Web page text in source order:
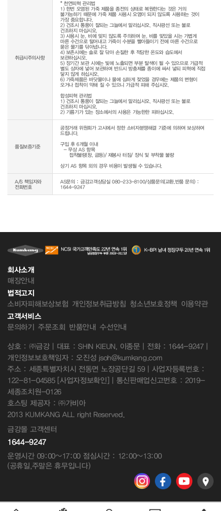
취급시주의사항
* 천연피혁 관리법
1) 한번 오염된 가죽 제품을 종전의 상태로 복원한다는 것은 거의
불가능하기 때문에 가죽 제품 사용시 오염이 되지 않도록 사용하는 것이
가장 중요합니다.
2) 건조시 통풍이 잘되는 그늘에서 말리십시오. 직사광선 또는 불로
건조하지 마십시오.
3) 사용시 눈, 비에 맞지 않도록 주의하며 눈, 비를 맞았을 시는 가볍게
마른 수건으로 털어내고 가죽이 수분을 빨아들이기 전에 마른 수건으로
묻은 물기를 닦아냅니다.
4) 보존시에는 솔로 잘 닦아 손질한 후 적당한 온도와 습도에서
보관하십시오.
5) 장기간 보관 시에는 빛에 노출되면 부분 탈색이 될 수 있으므로 가급적
별도 상자에 넣어 보관하며 반드시 방충제를 종이에 싸서 넣되 피혁에 직접
닿지 않게 하십시오.
6) 가죽제품은 바닷물이나 물에 심하게 젖었을 경우에는 제품의 변형이
오거나 접착이 약해 질 수 있으니 가급적 피해 주십시오.
합성피혁 관리법
1) 건조시 통풍이 잘되는 그늘에서 말리십시오. 직사광선 또는 불로
건조하지 마십시오.
품질보증기준
공정거래 위원회가 고시에서 정한 소비자분쟁해결 기준에 의하여 보상하여
드립니다.
구입 후 6개월 이내
  - 무상 AS 항목
상기 AS 항목 외의 경우 비용이 발생될 수 있습니다.
A/S 책임자와
전화번호
AS문의 : 금강고객상담실 080-233-8100/상품문의(교환,반품 문의) :
1644-9247
회사소개
매장안내
법적고지
소비자피해보상보험 개인정보취급방침 청소년보호정책 이용약관
고객서비스
문의하기 주문조회 반품안내 수선안내
상호 : ㈜금강 | 대표 : SHIN KIEUN, 이종문 | 전화 : 1644-9247 |
개인정보보호책임자 : 오진성 jsoh@kumkang.com
주소 : 세종특별자치시 전동면 노장공단길 59 | 사업자등록번호 :
122-81-04585 [사업자정보확인] | 통신판매업신고번호 : 2019-
세종조치원-0126
호스팅 제공자 : ㈜가비아
2013 KUMKANG ALL right Reserved.
금강몰 고객센터
1644-9247
운영시간 09:00~17:00 점심시간 : 12:00~13:00
(공휴일,주말은 휴무입니다)